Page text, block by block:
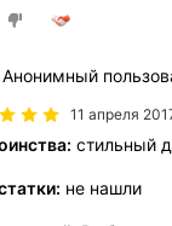
Анонимный
11 апреля
стильный
не нашли